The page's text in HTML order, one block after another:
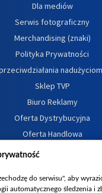
Dla mediów
Serwis fotograficzny
Merchandising (znaki)
Polityka Prywatności
Sklep TVP
Biuro Reklamy
Oferta Dystrybucyjna
Oferta Handlowa
Dostępność
zgłoszeń
do serwisu", aby
automatycznego śledzenia i